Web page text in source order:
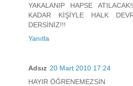
YAKALANIP HAPSE
KADAR KİŞİYLE HALK
DERSİNİZ!!!
Yanıtla
Adsız 20 Mart 2010 17:24
HAYIR ÖĞRENEMEZSİN